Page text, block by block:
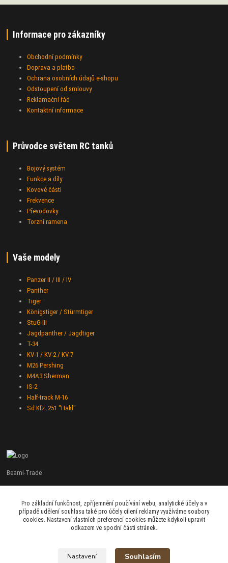
Informace pro zákazníky
Obchodní podmínky
Doprava a platba
Ochrana osobních údajů e-shopu
Odstoupení od smlouvy
Reklamační řád
Kontaktní informace
Průvodce světem RC tanků
Bojový systém
Funkce a díly
Kovové části
Frekvence
Převodovky
Torzní ramena
Vaše modely
Panzer II / III / IV
Panther
Tiger
Königstiger / Stürmtiger
StuG III
Jagdpanther / Jagdtiger
T-34
KV-1 / KV-2 / KV-7
M26 Pershing
M4A3 Sherman
IS-2
Half-track M-16
Sd.Kfz. 251 "Hakl"
Beami-Trade
+420 775 427 778
Po - Pá 9:00 - 16:00
admin@beami-trade.cz
Pro základní funkčnost, zpříjemnění používání webu, analytické účely a v
případě udělení souhlasu také pro účely cílení reklamy využíváme soubory
cookies. Nastavení vlastních preferencí cookies můžete kdykoli upravit
odkazem ve spodní části stránek.
Nastavení Souhlasím